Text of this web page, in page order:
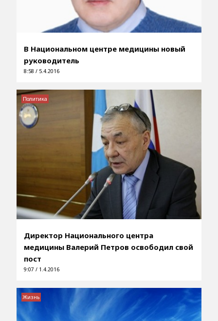
В Национальном центре медицины новый
руководитель
8:58 / 5.4.2016
Директор Национального центра
медицины Валерий Петров освободил свой
пост
9:07 / 1.4.2016
Политика
Жизнь